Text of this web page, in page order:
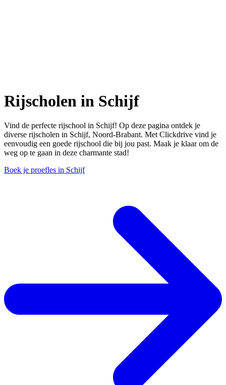
Rijscholen in Schijf
Vind de perfecte rijschool in Schijf! Op deze pagina ontdek je
diverse rijscholen in Schijf, Noord-Brabant. Met Clickdrive vind je
eenvoudig een goede rijschool die bij jou past. Maak je klaar om de
weg op te gaan in deze charmante stad!
Boek je proefles in Schijf